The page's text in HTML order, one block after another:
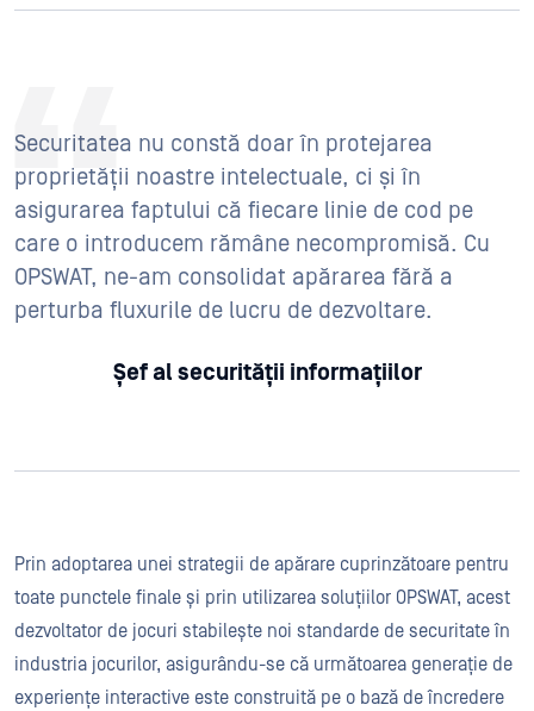
Securitatea nu constă doar în protejarea
proprietății noastre intelectuale, ci și în
asigurarea faptului că fiecare linie de cod pe
care o introducem rămâne necompromisă. Cu
OPSWAT, ne-am consolidat apărarea fără a
perturba fluxurile de lucru de dezvoltare.
Șef al securității informațiilor
Prin adoptarea unei strategii de apărare cuprinzătoare pentru
toate punctele finale și prin utilizarea soluțiilor OPSWAT, acest
dezvoltator de jocuri stabilește noi standarde de securitate în
industria jocurilor, asigurându-se că următoarea generație de
experiențe interactive este construită pe o bază de încredere